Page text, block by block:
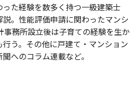
た経験を数多く持つ一級建築士
。性能評価申請に関わったマンシ
事務所設立後は子育ての経験を生か
う。その他に戸建て・マンション
へのコラム連載など。